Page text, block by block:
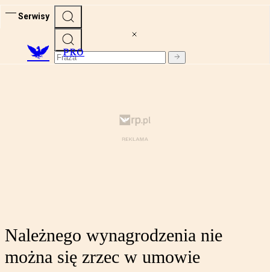
Serwisy
PRO
Należnego wynagrodzenia nie
można się zrzec w umowie